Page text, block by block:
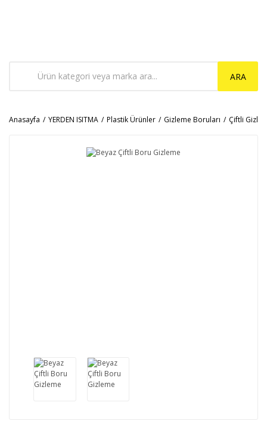
ARA
Anasayfa YERDEN ISITMA Plastik Ürünler Gizleme Boruları Çiftli